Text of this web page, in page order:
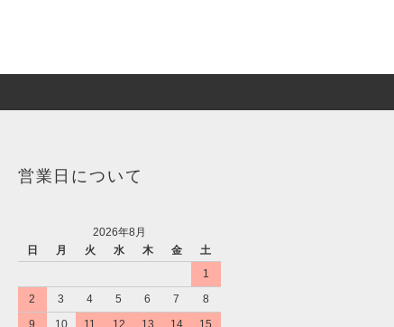
営業日について
2026年8月
日
月 火 水 木 金
土
1
2
3 4 5 6 7
8
9
10 11 12 13 14
15